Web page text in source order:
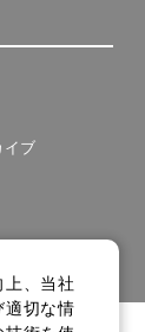
イブ
、当社
適切な情